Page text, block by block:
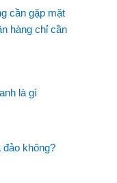
cần gặp mặt
hàng chỉ cần
là gì
đảo không?